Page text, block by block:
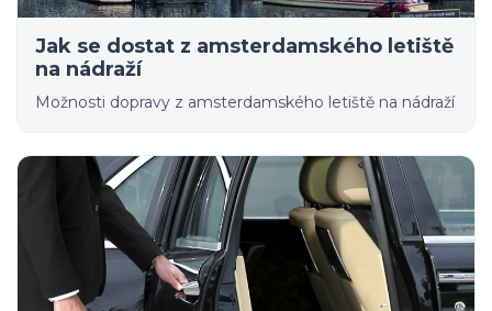
Jak se dostat z amsterdamského letiště
na nádraží
Možnosti dopravy z amsterdamského letiště na nádraží